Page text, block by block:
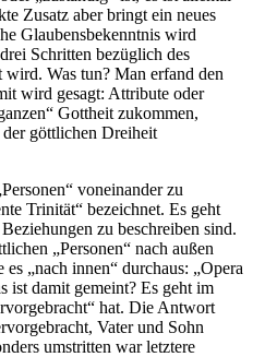
Zusatz aber bringt ein neues
Glaubensbekenntnis wird
Schritten bezüglich des
Was tun? Man erfand den
wird gesagt: Attribute oder
Gottheit zukommen,
der göttlichen Dreiheit
voneinander zu
Trinität“ bezeichnet. Es geht
zu beschreiben sind.
„Personen“ nach außen
„nach innen“ durchaus: „Opera
ist damit gemeint? Es geht im
hat. Die Antwort
Vater und Sohn
umstritten war letztere